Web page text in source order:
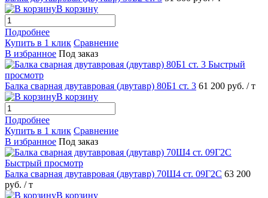
В корзину
Подробнее
Купить в 1 клик Сравнение
В избранное Под заказ
Быстрый
просмотр
Балка сварная двутавровая (двутавр) 80Б1 ст. 3 61 200 руб. / т
В корзину
Подробнее
Купить в 1 клик Сравнение
В избранное Под заказ
Быстрый просмотр
Балка сварная двутавровая (двутавр) 70Ш4 ст. 09Г2С 63 200
руб. / т
В корзину